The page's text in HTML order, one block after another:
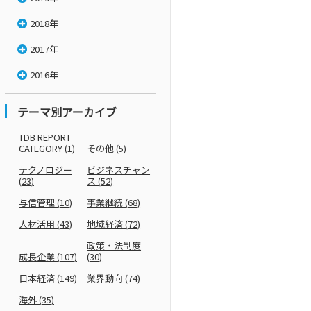
2018年
2017年
2016年
テーマ別アーカイブ
TDB REPORT
CATEGORY(1) その他(5)
テクノロジー
(23)
ビジネスチャン
ス (52)
与信管理(10) 事業継続(68)
人材活用 (43) 地域経済(72)
成長企業(107)
政策・法制度
(30)
日本経済(149) 業界動向 (74)
海外(35)